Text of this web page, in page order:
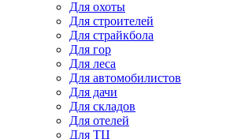
Для охоты
Для строителей
Для страйкбола
Для гор
Для леса
Для автомобилистов
Для дачи
Для складов
Для отелей
Для ТЦ